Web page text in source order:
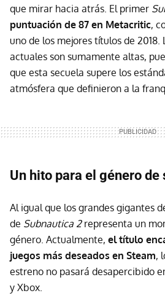
que mirar hacia atrás. El primer
puntuación de 87 en Metacritic,
uno de los mejores títulos de 2018.
actuales son sumamente altas,
que esta secuela supere los
atmósfera que definieron a la
Un hito para el género de
Al igual que los grandes gigantes
de Subnautica 2representa un
género. Actualmente, el título
juegos más deseados en Steam,
estreno no pasará desapercibido
y Xbox.